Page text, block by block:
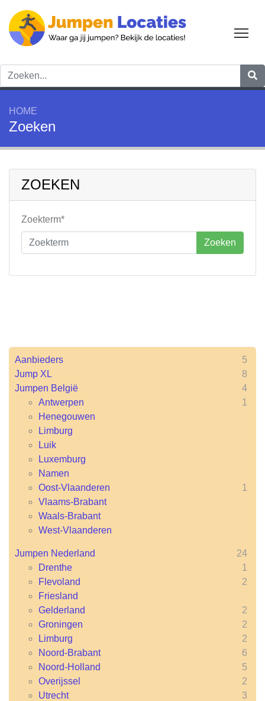
HOME
Zoeken
Aanbieders
5
Jump XL
8
Jumpen België
4
Antwerpen
1
Henegouwen
Limburg
Luik
Luxemburg
Namen
Oost-Vlaanderen
1
Vlaams-Brabant
Waals-Brabant
West-Vlaanderen
Jumpen Nederland
24
Drenthe
1
Flevoland
2
Friesland
Gelderland
2
Groningen
2
Limburg
2
Noord-Brabant
6
Noord-Holland
5
Overijssel
2
Utrecht
3
ZOEKEN
Zoekterm*
Zoeken